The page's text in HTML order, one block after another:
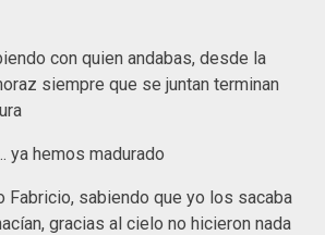
con quien andabas, desde la
siempre que se juntan terminan
ya hemos madurado
Fabricio, sabiendo que yo los sacaba
gracias al cielo no hicieron nada